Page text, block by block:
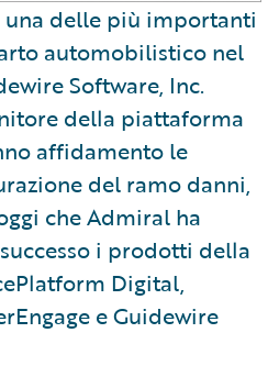
delle più importanti
automobilistico nel
Software, Inc.
della piattaforma
affidamento le
del ramo danni,
che Admiral ha
i prodotti della
Digital,
e Guidewire